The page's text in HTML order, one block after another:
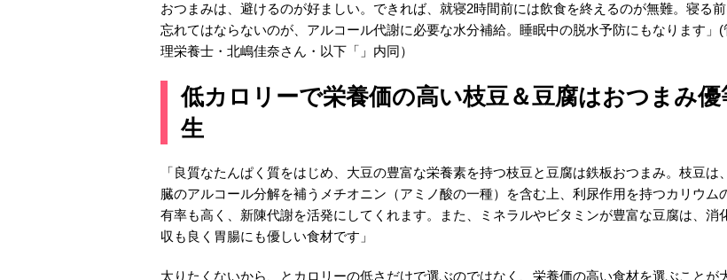
おつまみは、避けるのが好ましい。できれば、就寝2時間前には飲食を終えるのが無難。寝る前
忘れてはならないのが、アルコール代謝に必要な水分補給。睡眠中の脱水予防にもなります」(
理栄養士・北嶋佳奈さん・以下「」内同）
低カロリーで栄養価の高い枝豆＆豆腐はおつまみ優
生
「良質なたんぱく質をはじめ、大豆の豊富な栄養素を持つ枝豆と豆腐は鉄板おつまみ。枝豆は
臓のアルコール分解を補うメチオニン（アミノ酸の一種）を含む上、利尿作用を持つカリウム
有率も高く、新陳代謝を活発にしてくれます。また、ミネラルやビタミンが豊富な豆腐は、消
収も良く胃腸にも優しい食材です」
太りたくないから、とカロリーの低さだけで選ぶのではなく、栄養価の高い食材を選ぶことが